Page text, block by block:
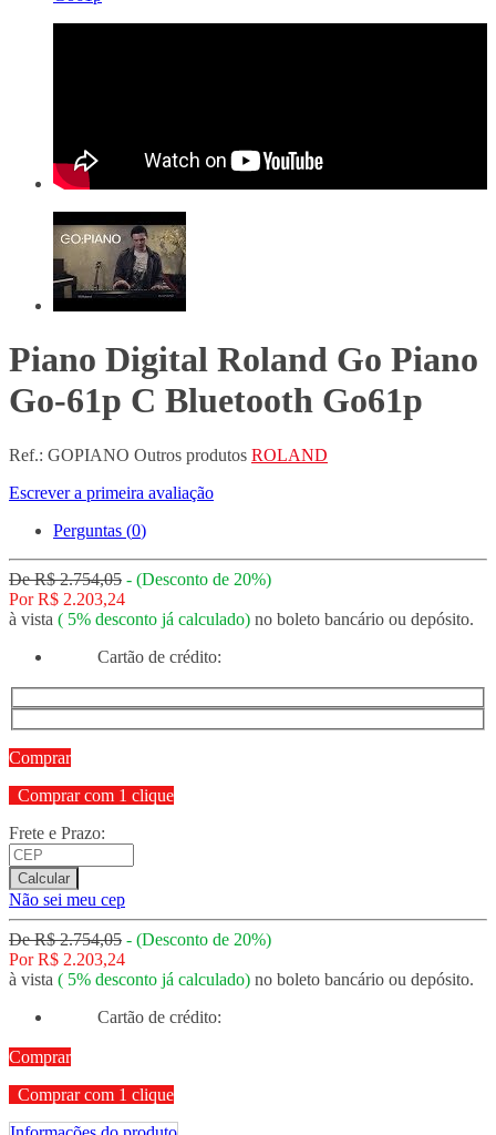
Piano Digital Roland Go Piano
Go-61p C Bluetooth Go61p
Ref.: GOPIANO Outros produtos ROLAND
Escrever a primeira avaliação
Perguntas (0)
DeR$ 2.754,05 - (Desconto de 20%)
Por R$ 2.203,24
à vista ( 5% desconto já calculado) no boleto bancário ou depósito.
Cartão de crédito:
Comprar
Comprar com 1 clique
Frete e Prazo:
Calcular
Não sei meu cep
DeR$ 2.754,05 - (Desconto de 20%)
Por R$ 2.203,24
à vista ( 5% desconto já calculado) no boleto bancário ou depósito.
Cartão de crédito:
Comprar
Comprar com 1 clique